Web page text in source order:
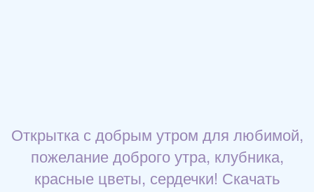
Открытка с добрым утром для любимой,
пожелание доброго утра, клубника,
красные цветы, сердечки! Скачать